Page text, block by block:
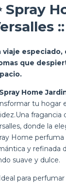
Spray
::
viaje
que
Spray Home
tu hogar
fragancia
donde la
Home
y refinada
suave y dulce.
para